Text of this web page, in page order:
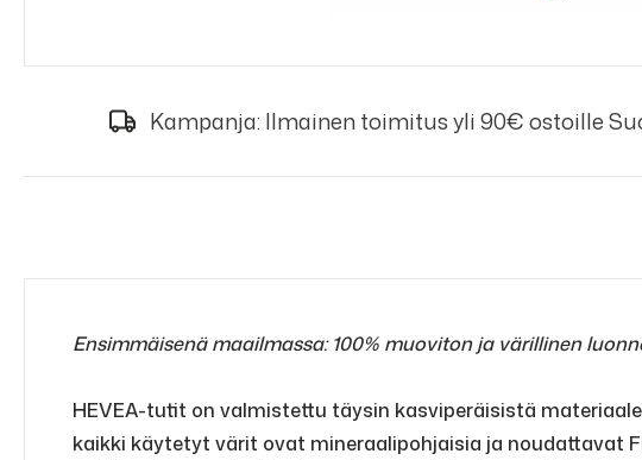
Kampanja: Ilmainen toimitus yli 90€ ostoille
Ensimmäisenä maailmassa: 100% muoviton ja värillinen
HEVEA-tutit on valmistettu täysin kasviperäisistä
kaikki käytetyt värit ovat mineraalipohjaisia ja noudattavat